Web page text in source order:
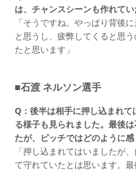
は、チャンスシーンも作れてい
「そうですね。やっぱり背後
と思うし、疲弊してくると思
たと思います」
■石渡 ネルソン選手
Q：後半は相手に押し込まれ
る様子も見られました。最後
たが、ピッチではどのように
「押し込まれてはいましたが
て守れていたとは思います。